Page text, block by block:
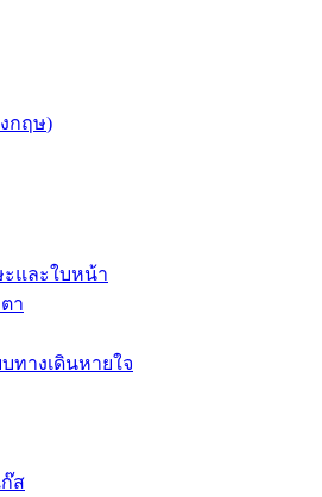
กฤษ)
และใบหน้า
า
ทางเดินหายใจ
ส